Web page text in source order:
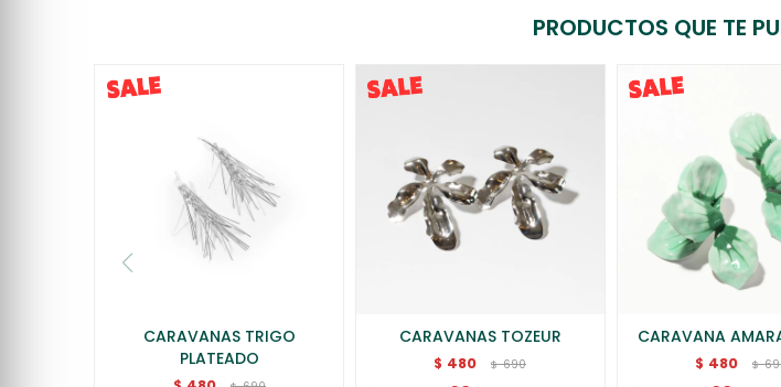
PRODUCTOS QUE TE
CARAVANAS TRIGO
PLATEADO
CARAVANAS TOZEUR
$ 480 $ 690
CARAVANA
$ 480 $